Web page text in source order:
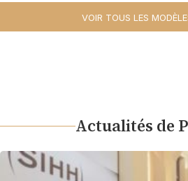
VOIR TOUS LES
Actualités de